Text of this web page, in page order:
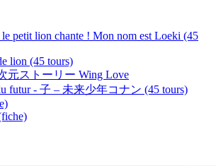
petit lion chante ! Mon nom est Loeki (45
lion (45 tours)
元ストーリー Wing Love
futur - 子 – 未来少年コナン (45 tours)